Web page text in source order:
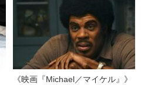
《映画『Michael／マイケル』》